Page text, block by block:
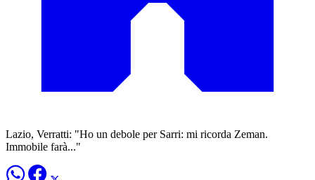
Lazio, Verratti: "Ho un debole per Sarri: mi ricorda Zeman.
Immobile farà..."